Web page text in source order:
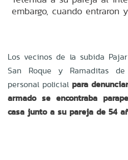
embargo, cuando entraron
Los vecinos de la subida
San Roque y Ramaditas de
personal policial para
armado se encontraba
casa junto a su pareja de 54